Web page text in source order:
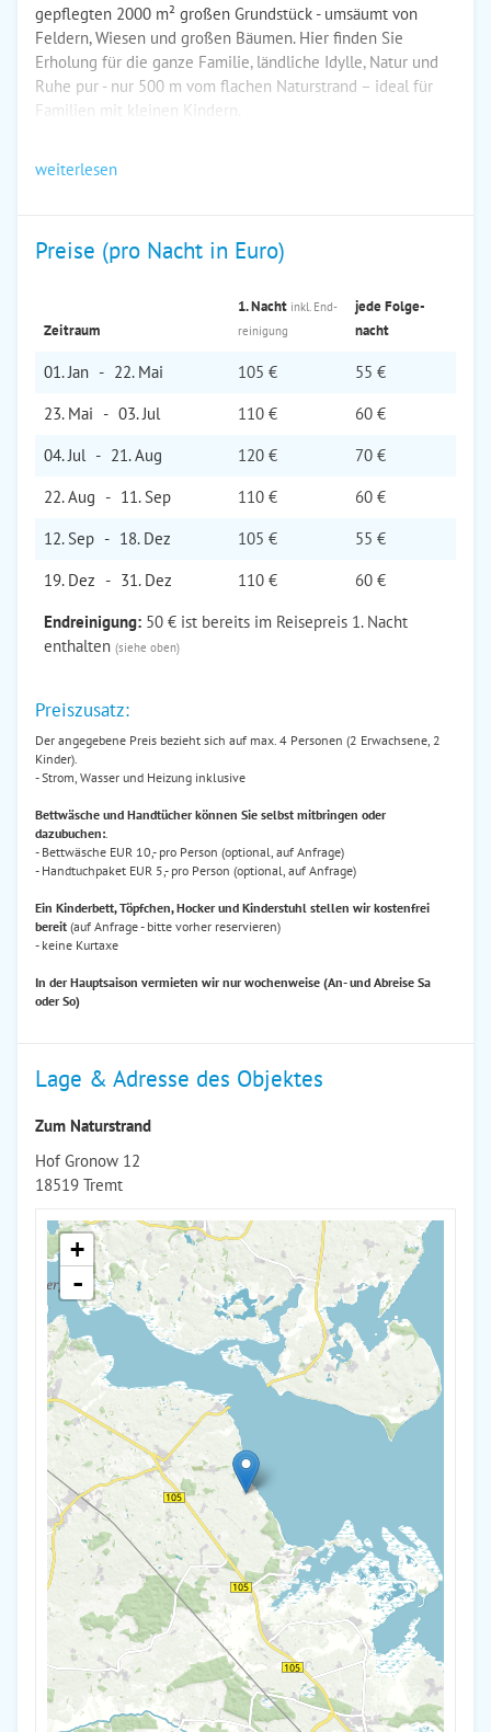
gepflegten 2000 m² großen Grundstück - umsäumt von
Feldern, Wiesen und großen Bäumen. Hier finden Sie
Erholung für die ganze Familie, ländliche Idylle, Natur und
Ruhe pur - nur 500 m vom flachen Naturstrand – ideal für
Familien mit kleinen Kindern.
weiterlesen
Preise (pro Nacht in Euro)
Zeitraum
1. Nacht inkl. End­
reinigung
jede Folge­
nacht
01. Jan - 22. Mai 105 €
55 €
23. Mai - 03. Jul 110 €
60 €
04. Jul - 21. Aug 120 €
70 €
22. Aug - 11. Sep 110 €
60 €
12. Sep - 18. Dez 105 €
55 €
19. Dez - 31. Dez 110 €
60 €
Endreinigung: 50 € ist bereits im Reisepreis 1. Nacht
enthalten (siehe oben)
Preiszusatz:
Der angegebene Preis bezieht sich auf max. 4 Personen (2 Erwachsene, 2
Kinder).
- Strom, Wasser und Heizung inklusive
Bettwäsche und Handtücher können Sie selbst mitbringen oder
dazubuchen:.
- Bettwäsche EUR 10,- pro Person (optional, auf Anfrage)
- Handtuchpaket EUR 5,- pro Person (optional, auf Anfrage)
Ein Kinderbett, Töpfchen, Hocker und Kinderstuhl stellen wir kostenfrei
bereit (auf Anfrage - bitte vorher reservieren)
- keine Kurtaxe
In der Hauptsaison vermieten wir nur wochenweise (An- und Abreise Sa
oder So)
Lage & Adresse des Objektes
Zum Naturstrand
Hof Gronow 12
18519 Tremt
+
-